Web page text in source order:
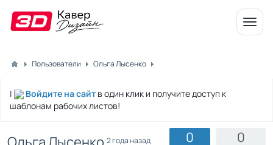
Пользователи Ольга Лысенко
| Войдите на сайт в один клик и получите доступ к
шаблонам рабочих листов!
2 года назад 0
0